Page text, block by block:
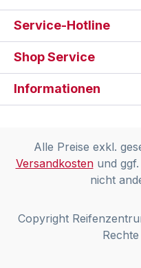
Service-Hotline
Shop Service
Informationen
Alle Preise exkl.
Versandkostenund ggf.
nicht
Copyright